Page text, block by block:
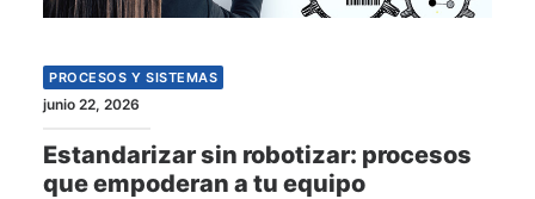
PROCESOS Y SISTEMAS
junio 22, 2026
Estandarizar sin robotizar: procesos
que empoderan a tu equipo